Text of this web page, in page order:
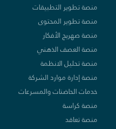
منصة تطوير التطبيقات
منصة تطوير المحتوى
منصة صهريج الأفكار
منصة العصف الذهني
منصة تحليل الانظمة
منصة إدارة موارد الشركة
خدمات الحاضنات والمسرعات
منصة كراسة
منصة تعاقد